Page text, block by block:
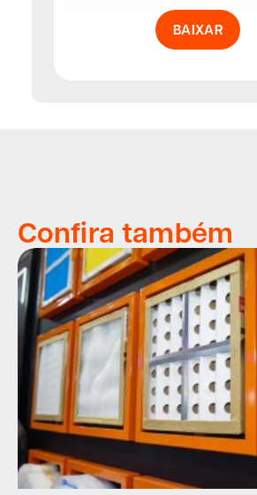
BAIXAR
Confira também